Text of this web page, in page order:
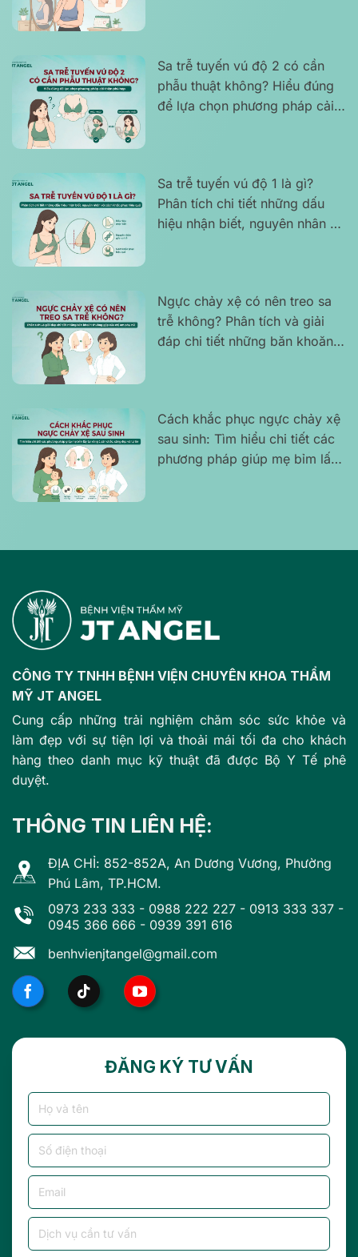
Sa trễ tuyến vú độ 2 có cần
phẫu thuật không? Hiểu đúng
để lựa chọn phương pháp cải
Sa trễ tuyến vú độ 1 là gì?
Phân tích chi tiết những dấu
hiệu nhận biết, nguyên nhân và
Ngực chảy xệ có nên treo sa
trễ không? Phân tích và giải
đáp chi tiết những băn khoăn
Cách khắc phục ngực chảy xệ
sau sinh: Tìm hiểu chi tiết các
phương pháp giúp mẹ bỉm lấy
CÔNG TY TNHH BỆNH VIỆN CHUYÊN KHOA THẨM
MỸ JT ANGEL
Cung cấp những trải nghiệm chăm sóc sức khỏe và
làm đẹp với sự tiện lợi và thoải mái tối đa cho khách
hàng theo danh mục kỹ thuật đã được Bộ Y Tế phê
duyệt.
THÔNG TIN LIÊN HỆ:
ĐỊA CHỈ: 852-852A, An Dương Vương, Phường
Phú Lâm, TP.HCM.
0973 233 333 - 0988 222 227 - 0913 333 337 -
0945 366 666 - 0939 391 616
benhvienjtangel@gmail.com
ĐĂNG KÝ TƯ VẤN